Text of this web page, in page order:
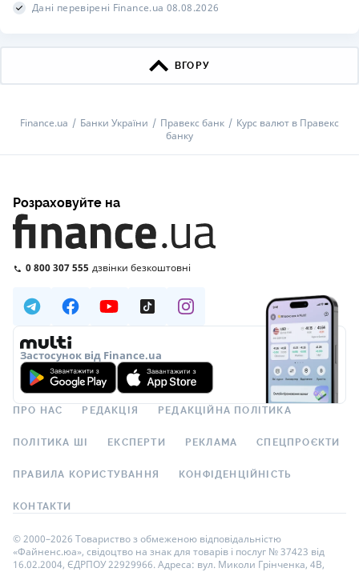
Дані перевірені Finance.ua 08.08.2026
ВГОРУ
Finance.ua Банки України Правекс банк
Курс валют в Правекс
банку
Розраховуйте на
0 800 307 555 дзвінки безкоштовні
Застосунок від Finance.ua
ПРО НАС РЕДАКЦІЯ РЕДАКЦІЙНА ПОЛІТИКА
ПОЛІТИКА ШІ ЕКСПЕРТИ РЕКЛАМА СПЕЦПРОЄКТИ
ПРАВИЛА КОРИСТУВАННЯ КОНФІДЕНЦІЙНІСТЬ
КОНТАКТИ
© 2000–2026 Товариство з обмеженою відповідальністю
«Файненс.юа», свідоцтво на знак для товарів і послуг № 37423 від
16.02.2004, ЄДРПОУ 22929966. Адреса: вул. Миколи Грінченка, 4В,